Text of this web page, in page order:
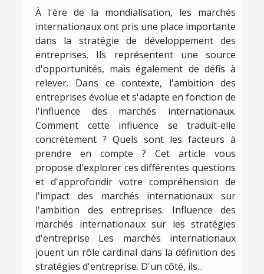
À l'ère de la mondialisation, les marchés
internationaux ont pris une place importante
dans la stratégie de développement des
entreprises. Ils représentent une source
d'opportunités, mais également de défis à
relever. Dans ce contexte, l'ambition des
entreprises évolue et s'adapte en fonction de
l'influence des marchés internationaux.
Comment cette influence se traduit-elle
concrètement ? Quels sont les facteurs à
prendre en compte ? Cet article vous
propose d'explorer ces différentes questions
et d'approfondir votre compréhension de
l'impact des marchés internationaux sur
l'ambition des entreprises. Influence des
marchés internationaux sur les stratégies
d'entreprise Les marchés internationaux
jouent un rôle cardinal dans la définition des
stratégies d'entreprise. D'un côté, ils...